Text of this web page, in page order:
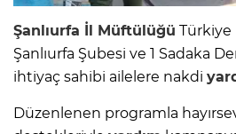
Şanlıurfa İl Müftülüğü Türkiye
Şanlıurfa Şubesi ve 1 Sadaka
ihtiyaç sahibi ailelere nakdi
Düzenlenen programla